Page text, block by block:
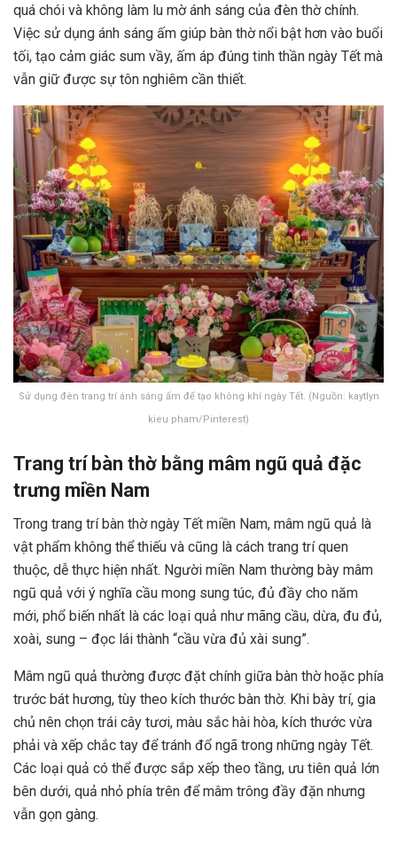
quá chói và không làm lu mờ ánh sáng của đèn thờ chính.
Việc sử dụng ánh sáng ấm giúp bàn thờ nổi bật hơn vào buổi
tối, tạo cảm giác sum vầy, ấm áp đúng tinh thần ngày Tết mà
vẫn giữ được sự tôn nghiêm cần thiết.
Sử dụng đèn trang trí ánh sáng ấm để tạo không khí ngày Tết. (Nguồn: kaytlyn
kieu pham/Pinterest)
Trang trí bàn thờ bằng mâm ngũ quả đặc
trưng miền Nam
Trong trang trí bàn thờ ngày Tết miền Nam, mâm ngũ quả là
vật phẩm không thể thiếu và cũng là cách trang trí quen
thuộc, dễ thực hiện nhất. Người miền Nam thường bày mâm
ngũ quả với ý nghĩa cầu mong sung túc, đủ đầy cho năm
mới, phổ biến nhất là các loại quả như mãng cầu, dừa, đu đủ,
xoài, sung – đọc lái thành “cầu vừa đủ xài sung”.
Mâm ngũ quả thường được đặt chính giữa bàn thờ hoặc phía
trước bát hương, tùy theo kích thước bàn thờ. Khi bày trí, gia
chủ nên chọn trái cây tươi, màu sắc hài hòa, kích thước vừa
phải và xếp chắc tay để tránh đổ ngã trong những ngày Tết.
Các loại quả có thể được sắp xếp theo tầng, ưu tiên quả lớn
bên dưới, quả nhỏ phía trên để mâm trông đầy đặn nhưng
vẫn gọn gàng.